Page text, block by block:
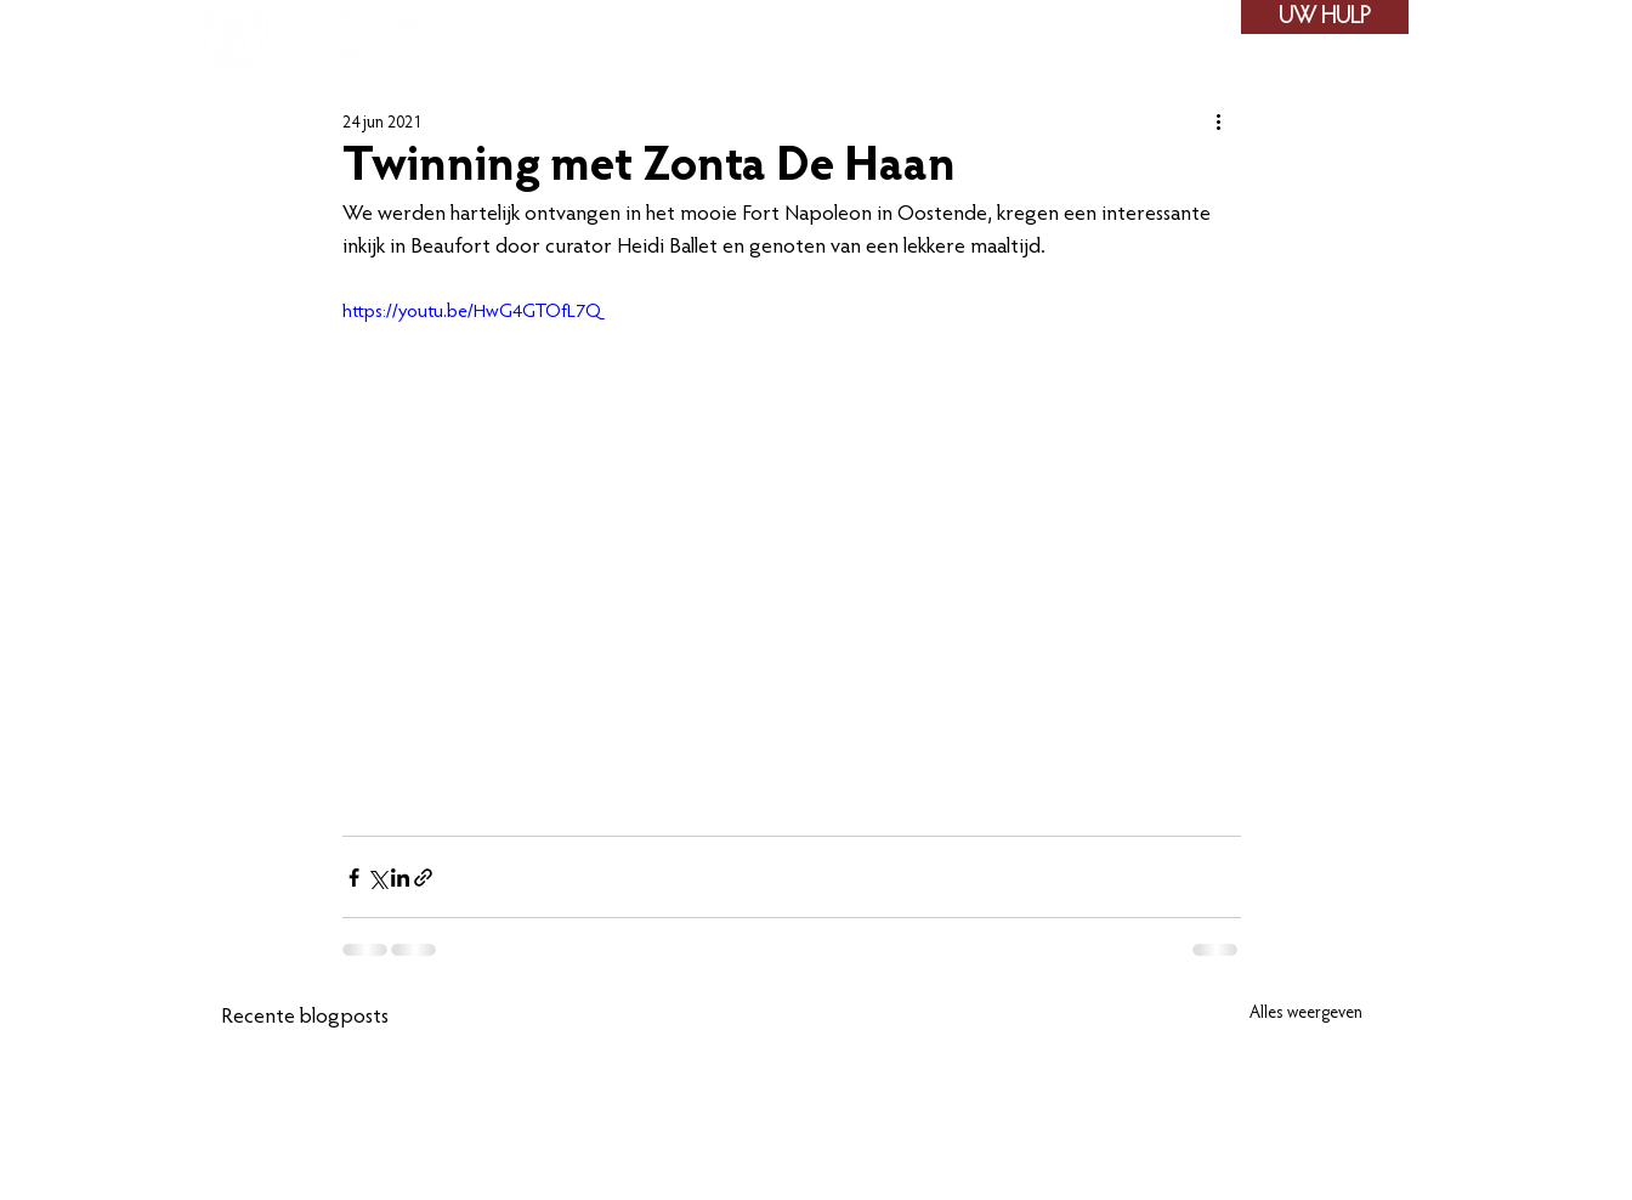
UW HULP
Twinning met Zonta De Haan
24 jun 2021
We werden hartelijk ontvangen in het mooie Fort Napoleon in Oostende, kregen een interessante
inkijk in Beaufort door curator Heidi Ballet en genoten van een lekkere maaltijd.
https://youtu.be/HwG4GTOfL7Q
Recente blogposts Alles weergeven